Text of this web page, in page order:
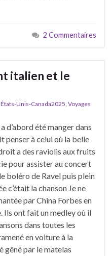
2 Commentaires
italien et le
États-Unis-Canada2025, Voyages
d’abord été manger dans
penser à celui où la belle
a des raviolis aux fruits
pour assister au concert
boléro de Ravel puis plein
c’était la chanson Je ne
par China Forbes en
Ils ont fait un medley où il
dans toutes les
en voiture à la
gêné par le matelas